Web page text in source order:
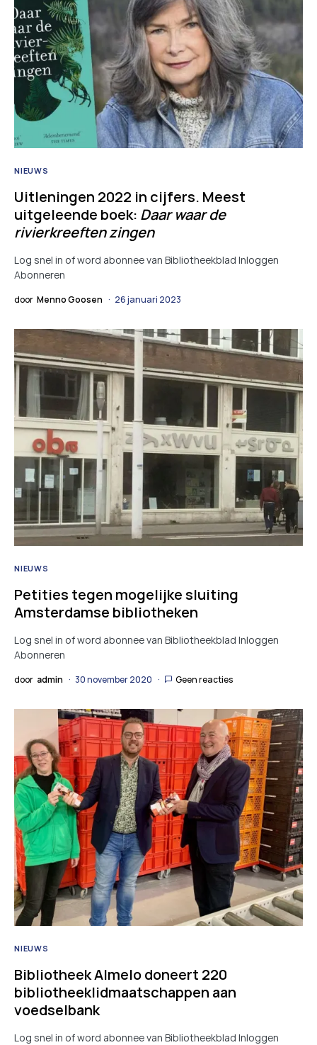
NIEUWS
Uitleningen 2022 in cijfers. Meest
uitgeleende boek: Daar waar de
rivierkreeften zingen
Log snel in of word abonnee van Bibliotheekblad Inloggen
Abonneren
door Menno Goosen 26 januari 2023
NIEUWS
Petities tegen mogelijke sluiting
Amsterdamse bibliotheken
Log snel in of word abonnee van Bibliotheekblad Inloggen
Abonneren
door admin 30 november 2020 Geen reacties
NIEUWS
Bibliotheek Almelo doneert 220
bibliotheeklidmaatschappen aan
voedselbank
Log snel in of word abonnee van Bibliotheekblad Inloggen